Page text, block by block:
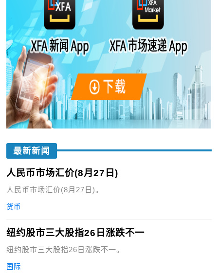
最新新闻
人民币市场汇价(8月27日)
人民币市场汇价(8月27日)。
货币
纽约股市三大股指26日涨跌不一
纽约股市三大股指26日涨跌不一。
国际